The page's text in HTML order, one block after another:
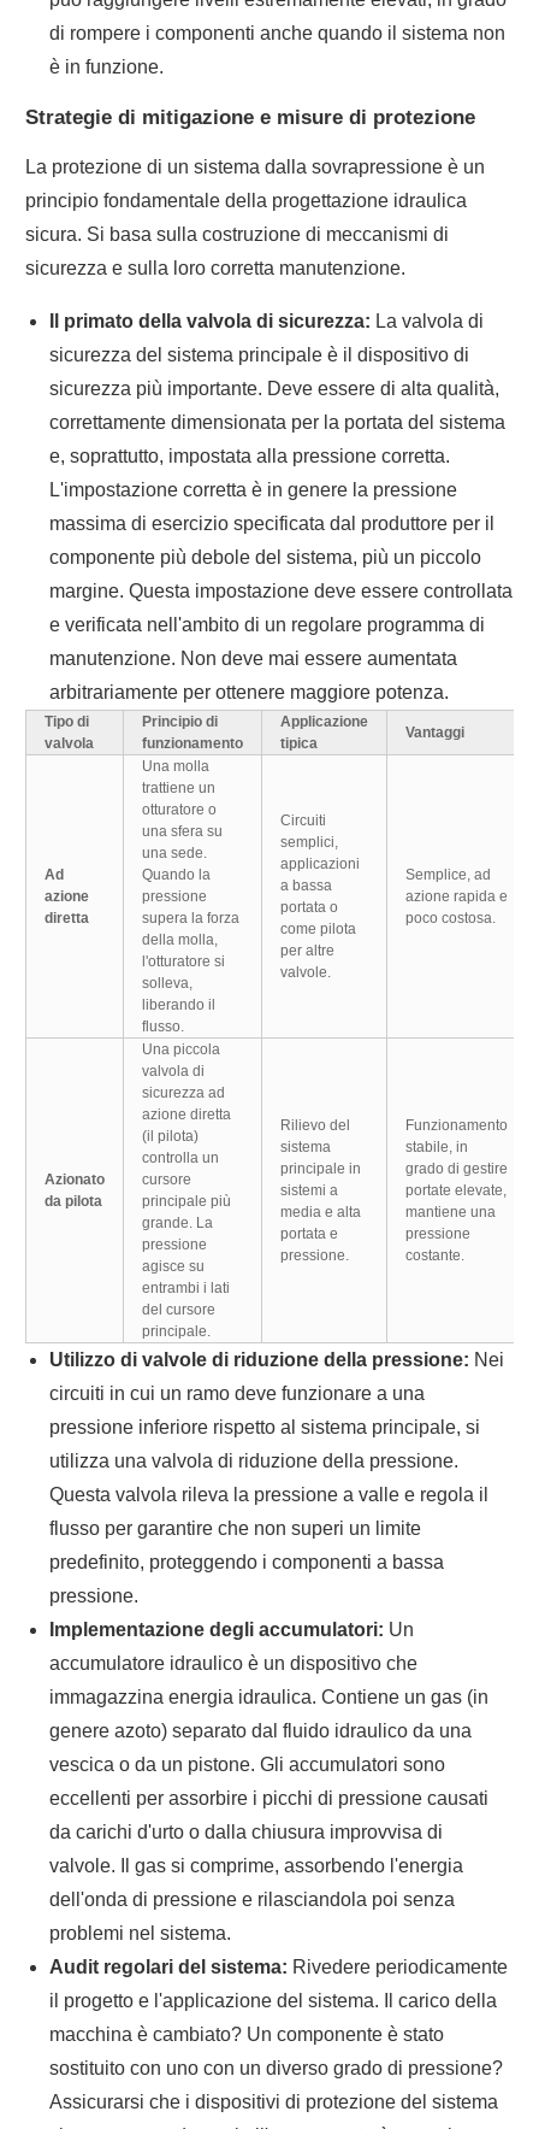
di rompere i componenti anche quando il sistema non
è in funzione.
Strategie di mitigazione e misure di protezione
La protezione di un sistema dalla sovrapressione è un
principio fondamentale della progettazione idraulica
sicura. Si basa sulla costruzione di meccanismi di
sicurezza e sulla loro corretta manutenzione.
Il primato della valvola di sicurezza: La valvola di
sicurezza del sistema principale è il dispositivo di
sicurezza più importante. Deve essere di alta qualità,
correttamente dimensionata per la portata del sistema
e, soprattutto, impostata alla pressione corretta.
L'impostazione corretta è in genere la pressione
massima di esercizio specificata dal produttore per il
componente più debole del sistema, più un piccolo
margine. Questa impostazione deve essere controllata
e verificata nell'ambito di un regolare programma di
manutenzione. Non deve mai essere aumentata
arbitrariamente per ottenere maggiore potenza.
Tipo di
valvola
Principio di
funzionamento
Applicazione
tipica
Vantaggi
Ad
azione
diretta
Una molla
trattiene un
otturatore o
una sfera su
una sede.
Quando la
pressione
supera la forza
della molla,
l'otturatore si
solleva,
liberando il
flusso.
Circuiti
semplici,
applicazioni
a bassa
portata o
come pilota
per altre
valvole.
Semplice, ad
azione rapida e
poco costosa.
Azionato
da pilota
Una piccola
valvola di
sicurezza ad
azione diretta
(il pilota)
controlla un
cursore
principale più
grande. La
pressione
agisce su
entrambi i lati
del cursore
principale.
Rilievo del
sistema
principale in
sistemi a
media e alta
portata e
pressione.
Funzionamento
stabile, in
grado di gestire
portate elevate,
mantiene una
pressione
costante.
Utilizzo di valvole di riduzione della pressione: Nei
circuiti in cui un ramo deve funzionare a una
pressione inferiore rispetto al sistema principale, si
utilizza una valvola di riduzione della pressione.
Questa valvola rileva la pressione a valle e regola il
flusso per garantire che non superi un limite
predefinito, proteggendo i componenti a bassa
pressione.
Implementazione degli accumulatori: Un
accumulatore idraulico è un dispositivo che
immagazzina energia idraulica. Contiene un gas (in
genere azoto) separato dal fluido idraulico da una
vescica o da un pistone. Gli accumulatori sono
eccellenti per assorbire i picchi di pressione causati
da carichi d'urto o dalla chiusura improvvisa di
valvole. Il gas si comprime, assorbendo l'energia
dell'onda di pressione e rilasciandola poi senza
problemi nel sistema.
Audit regolari del sistema: Rivedere periodicamente
il progetto e l'applicazione del sistema. Il carico della
macchina è cambiato? Un componente è stato
sostituito con uno con un diverso grado di pressione?
Assicurarsi che i dispositivi di protezione del sistema